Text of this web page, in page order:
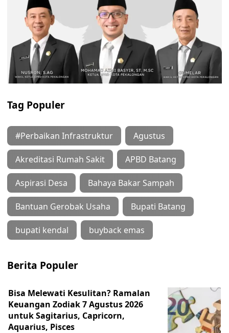
Tag Populer
#Perbaikan Infrastruktur Agustus
Akreditasi Rumah Sakit APBD Batang
Aspirasi Desa Bahaya Bakar Sampah
Bantuan Gerobak Usaha Bupati Batang
bupati kendal buyback emas
Berita Populer
Bisa Melewati Kesulitan? Ramalan
Keuangan Zodiak 7 Agustus 2026
untuk Sagitarius, Capricorn,
Aquarius, Pisces